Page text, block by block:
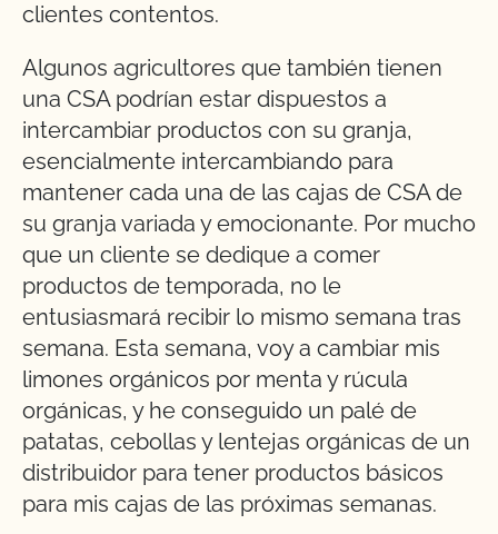
clientes contentos.
Algunos agricultores que también tienen
una CSA podrían estar dispuestos a
intercambiar productos con su granja,
esencialmente intercambiando para
mantener cada una de las cajas de CSA de
su granja variada y emocionante. Por mucho
que un cliente se dedique a comer
productos de temporada, no le
entusiasmará recibir lo mismo semana tras
semana. Esta semana, voy a cambiar mis
limones orgánicos por menta y rúcula
orgánicas, y he conseguido un palé de
patatas, cebollas y lentejas orgánicas de un
distribuidor para tener productos básicos
para mis cajas de las próximas semanas.